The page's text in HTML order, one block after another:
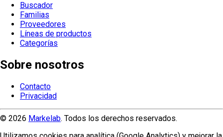
Buscador
Familias
Proveedores
Líneas de productos
Categorías
Sobre nosotros
Contacto
Privacidad
© 2026 Markelab. Todos los derechos reservados.